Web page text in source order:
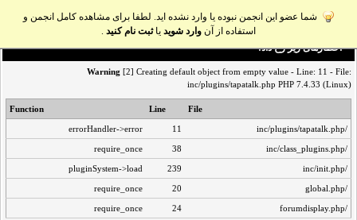
شما عضو این انجمن نبوده یا وارد نشده اید. لطفا برای مشاهده کامل انجمن و
استفاده از آن وارد شوید یاثبت نام کنید .
اخطار‌های زیر رخ داد:
Warning [2] Creating default object from empty value - Line: 11 - File:
inc/plugins/tapatalk.php PHP 7.4.33 (Linux)
File
Line
Function
/inc/plugins/tapatalk.php
11
errorHandler->error
/inc/class_plugins.php
38
require_once
/inc/init.php
239
pluginSystem->load
/global.php
20
require_once
/forumdisplay.php
24
require_once